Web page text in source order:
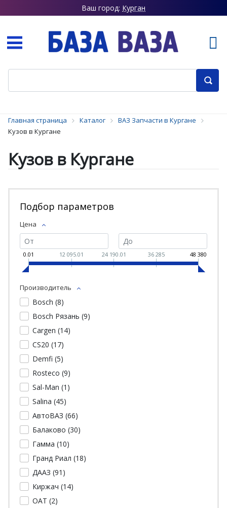
Ваш город: Курган
Главная страница Каталог
ВАЗ Запчасти в Кургане
Кузов в Кургане
Кузов в Кургане
Подбор параметров
Цена
0.01 12 095.01 24 190.01 36 285 48 380
Производитель
Bosch (8)
Bosch Рязань (9)
Cargen (14)
CS20 (17)
Demfi (5)
Rosteco (9)
Sal-Man (1 )
Salina (45)
АвтоВАЗ (66)
Балаково (30)
Гамма (10)
Гранд Риал (18)
ДААЗ (91 )
Киржач (14)
ОАТ (2)